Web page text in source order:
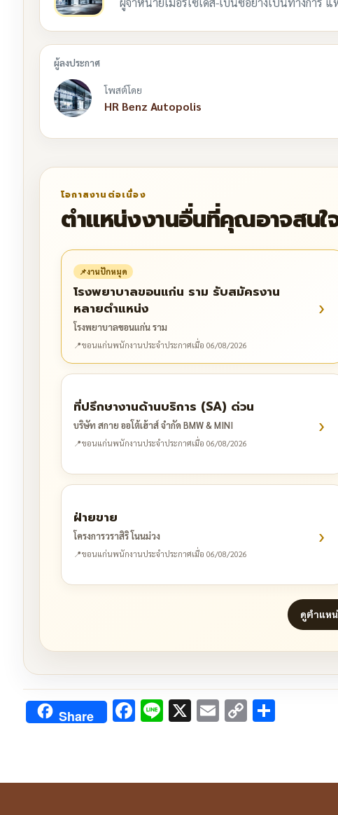
โพสต์โดย
HR Benz Autopolis
โอกาสงานต่อเนื่อง
ตำแหน่งงานอื่นที่คุณอาจสนใ
📌งานปักหมุด
โรงพยาบาลขอนแก่น ราม รับสมัครงาน
หลายตำแหน่ง
โรงพยาบาลขอนแก่น ราม
📍ขอนแก่นพนักงานประจำประกาศเมื่อ 06/08/2026
›
ที่ปรึกษางานด้านบริการ (SA) ด่วน
บริษัท สกาย ออโต้เฮ้าส์ จำกัด BMW & MINI
📍ขอนแก่นพนักงานประจำประกาศเมื่อ 06/08/2026
›
ฝ่ายขาย
โครงการวราสิริ โนนม่วง
📍ขอนแก่นพนักงานประจำประกาศเมื่อ 06/08/2026
›
ดูตำแห
Share Facebook
Line
X Email
Copy